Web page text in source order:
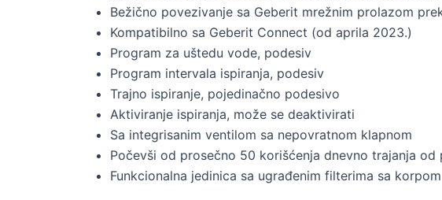
Bežično povezivanje sa Geberit mrežnim prolazom
Kompatibilno sa Geberit Connect (od aprila 2023.)
Program za uštedu vode, podesiv
Program intervala ispiranja, podesiv
Trajno ispiranje, pojedinačno podesivo
Aktiviranje ispiranja, može se deaktivirati
Sa integrisanim ventilom sa nepovratnom klapnom
Počevši od prosečno 50 korišćenja dnevno trajanja
Funkcionalna jedinica sa ugrađenim filterima sa korpom